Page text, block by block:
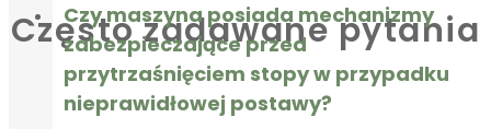
Często zadawane pytania
Czy maszyna posiada mechanizmy
zabezpieczające przed
przytrzaśnięciem stopy w przypadku
nieprawidłowej postawy?